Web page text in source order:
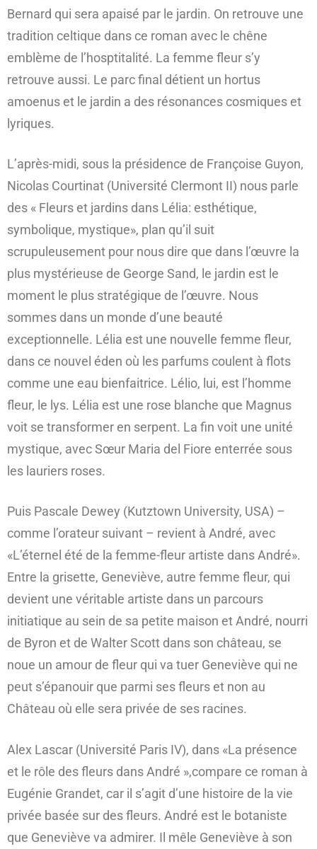
Bernard qui sera apaisé par le jardin. On retrouve une
tradition celtique dans ce roman avec le chêne
emblème de l’hosptitalité. La femme fleur s’y
retrouve aussi. Le parc final détient un hortus
amoenus et le jardin a des résonances cosmiques et
lyriques.
L’après-midi, sous la présidence de Françoise Guyon,
Nicolas Courtinat (Université Clermont II) nous parle
des « Fleurs et jardins dans Lélia: esthétique,
symbolique, mystique», plan qu’il suit
scrupuleusement pour nous dire que dans l’œuvre la
plus mystérieuse de George Sand, le jardin est le
moment le plus stratégique de l’œuvre. Nous
sommes dans un monde d’une beauté
exceptionnelle. Lélia est une nouvelle femme fleur,
dans ce nouvel éden où les parfums coulent à flots
comme une eau bienfaitrice. Lélio, lui, est l’homme
fleur, le lys. Lélia est une rose blanche que Magnus
voit se transformer en serpent. La fin voit une unité
mystique, avec Sœur Maria del Fiore enterrée sous
les lauriers roses.
Puis Pascale Dewey (Kutztown University, USA) –
comme l’orateur suivant – revient à André, avec
«L’éternel été de la femme-fleur artiste dans André».
Entre la grisette, Geneviève, autre femme fleur, qui
devient une véritable artiste dans un parcours
initiatique au sein de sa petite maison et André, nourri
de Byron et de Walter Scott dans son château, se
noue un amour de fleur qui va tuer Geneviève qui ne
peut s’épanouir que parmi ses fleurs et non au
Château où elle sera privée de ses racines.
Alex Lascar (Université Paris IV), dans «La présence
et le rôle des fleurs dans André »,compare ce roman à
Eugénie Grandet, car il s’agit d’une histoire de la vie
privée basée sur des fleurs. André est le botaniste
que Geneviève va admirer. Il mêle Geneviève à son